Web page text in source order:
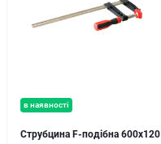
в наявності
Струбцина F-подібна 600x120